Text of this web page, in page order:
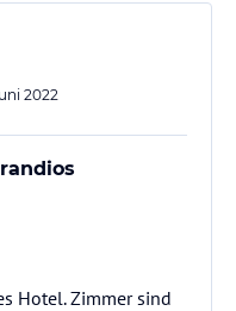
in unserem Kamin
ein. An warmen Tagen
Alle Angaben
HolidayCheck. Bitte
2022
Hotel. Zimmer sind